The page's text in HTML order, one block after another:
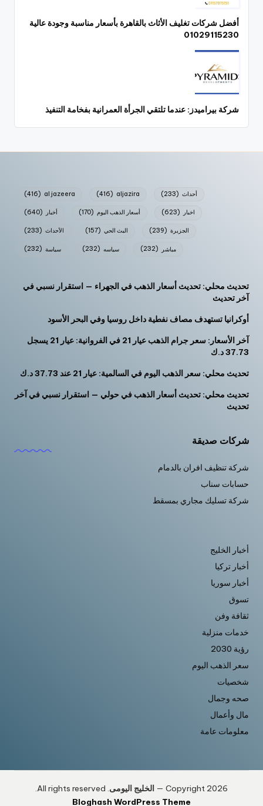
أفضل شركات تغليف الأثاث بالقاهرة بأسعار مناسبة وجودة عالية
01029115230
شركة بيراميدز: عندما تلتقي الجرأة العمرانية بفخامة التنفيذ
al jazeera
(416) aljazira
(416) أحداث (233)
أخبار (640) أسعار الذهب اليوم (170) اخبار (623)
الأحداث (233) البث الحي (157) الجزيرة (239)
سياسة (232) سياسه (232) مباشر (232)
تحديث محلي: تحديث أسعار الذهب في الجهراء — استقرار نسبي في
آخر تحديث
أوكرانيا تستهدف مصاف نفطية داخل روسيا وفي البحر الأسود
آخر الأسعار: سعر جرام الذهب عيار 21 في الفروانية: عيار 21 يسجل
37.73 د.ك
تحديث محلي: سعر الذهب اليوم في السالمية: عيار 21 عند 37.73 د.ك
تحديث محلي: تحديث أسعار الذهب في حولي — استقرار نسبي في آخر
تحديث
شركات صديقة
شركة تنظيف افران بالدمام
حسابات سناب
شركة تسليك مجاري بمسقط
أخبار الخليج
أخبار تركيا
أخبار سوريا
تسوق
ثقافة وفن
خدمات منزلية
رؤية 2030
سعر الذهب اليوم
شخصيات
صحه وجمال
مال وأعمال
معلومات عامة
Copyright 2026 — الخليج اليومى. All rights reserved.
Bloghash WordPress Theme